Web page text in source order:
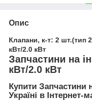
Опис
Клапани, к-т: 2 шт.(тип
кВт/2.0 кВт
Запчастини на
кВт/2.0 кВт
Купити Запчастини
Україні в Інтернет-